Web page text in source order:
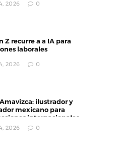
2026 0
Z recurre a a IA para
laborales
2026 0
ilustrador y
mexicano para
internacionales
2026 0